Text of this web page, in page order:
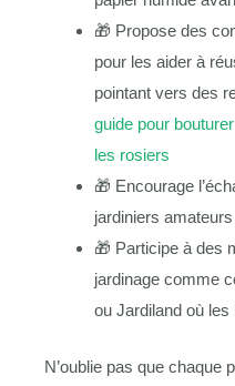
🎁 Propose des
pour les aider à
pointant vers des
guide pour
les rosiers
🎁 Encourage
jardiniers
🎁 Participe à des
jardinage comme
ou Jardiland où
N’oublie pas que chaque